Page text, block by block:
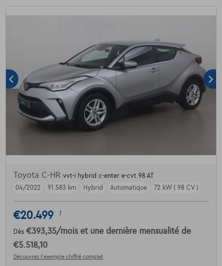
Toyota C-HR vvt-i hybrid c-enter e-cvt 98 AT
04/2022
91.583 km Hybrid Automatique 72 kW ( 98 CV )
€20.499 1
Dès €393,35/mois et une dernière mensualité de
€5.518,10
Découvrez l’exemple chiffré complet